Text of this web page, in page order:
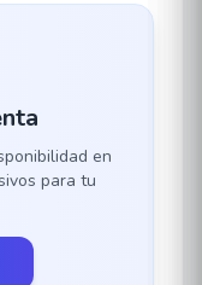
en
para tu